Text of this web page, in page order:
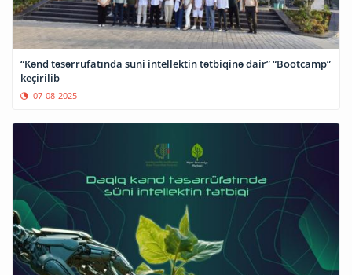
“Kənd təsərrüfatında süni intellektin tətbiqinə dair” “Bootcamp”
keçirilib
07-08-2025